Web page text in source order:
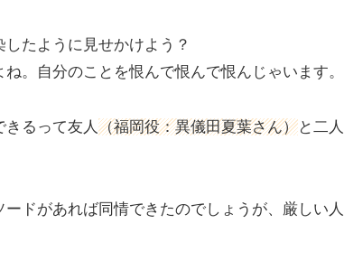
たように見せかけよう？
。自分のことを恨んで恨んで恨んじゃいます。
るって友人（福岡役：異儀田夏葉さん）と二人
ドがあれば同情できたのでしょうが、厳しい人